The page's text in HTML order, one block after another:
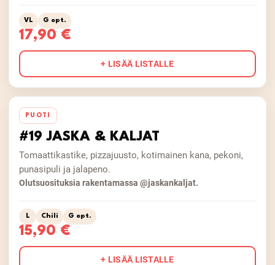
VL G opt.
17,90 €
+ LISÄÄ LISTALLE
PUOTI
#19 JASKA & KALJAT
Tomaattikastike, pizzajuusto, kotimainen kana, pekoni,
punasipuli ja jalapeno.
Olutsuosituksia rakentamassa @jaskankaljat.
L Chili G opt.
15,90 €
+ LISÄÄ LISTALLE